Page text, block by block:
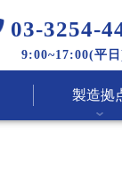
03-3254-
9:00~17:00(平
製造拠